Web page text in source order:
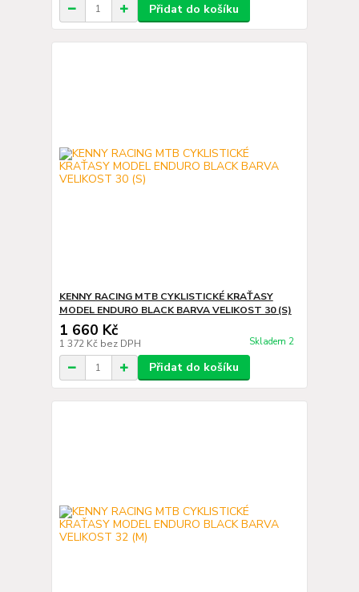
Přidat do košíku
KENNY RACING MTB CYKLISTICKÉ KRAŤASY
MODEL ENDURO BLACK BARVA VELIKOST 30 (S)
1 660 Kč
1 372 Kč bez DPH Skladem 2
Přidat do košíku